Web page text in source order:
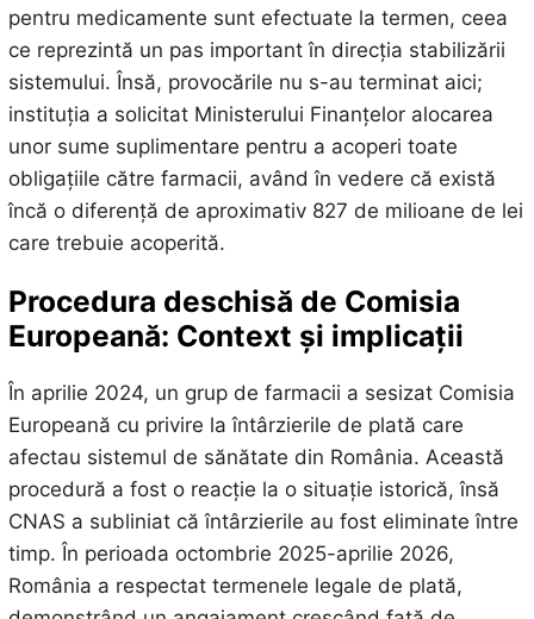
pentru medicamente sunt efectuate la termen, ceea
ce reprezintă un pas important în direcția stabilizării
sistemului. Însă, provocările nu s-au terminat aici;
instituția a solicitat Ministerului Finanțelor alocarea
unor sume suplimentare pentru a acoperi toate
obligațiile către farmacii, având în vedere că există
încă o diferență de aproximativ 827 de milioane de lei
care trebuie acoperită.
Procedura deschisă de Comisia
Europeană: Context și implicații
În aprilie 2024, un grup de farmacii a sesizat Comisia
Europeană cu privire la întârzierile de plată care
afectau sistemul de sănătate din România. Această
procedură a fost o reacție la o situație istorică, însă
CNAS a subliniat că întârzierile au fost eliminate între
timp. În perioada octombrie 2025-aprilie 2026,
România a respectat termenele legale de plată,